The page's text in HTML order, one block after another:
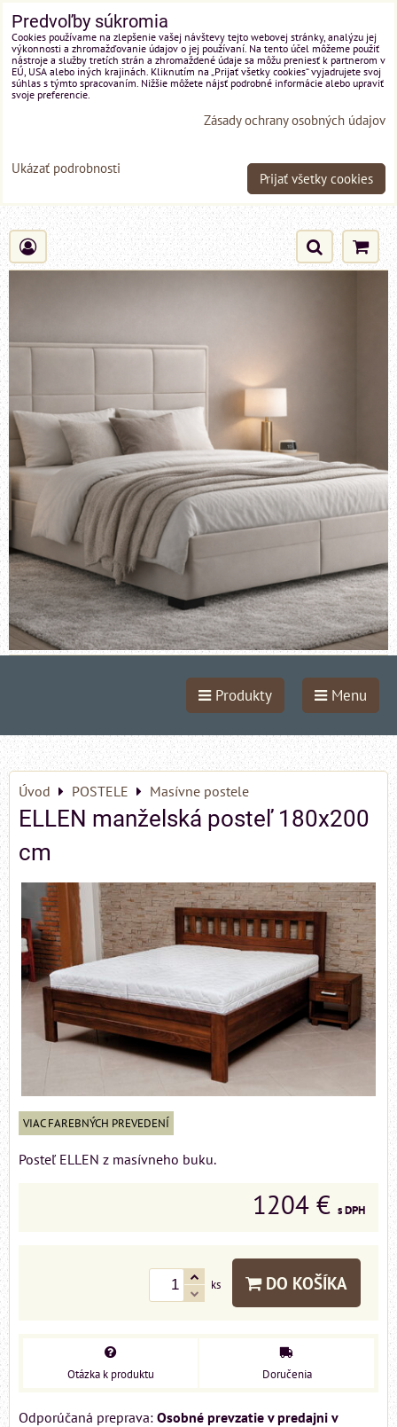
Produkty Menu
Úvod POSTELE Masívne postele
ELLEN manželská posteľ 180x200
cm
VIAC FAREBNÝCH PREVEDENÍ
Posteľ ELLEN z masívneho buku.
1204 € s DPH
ks DO KOŠÍKA
Otázka k produktu Doručenia
Osobné prevzatie v predajni v
Predvoľby súkromia
Cookies používame na zlepšenie vašej návštevy tejto webovej stránky, analýzu jej
výkonnosti a zhromažďovanie údajov o jej používaní. Na tento účel môžeme použiť
nástroje a služby tretích strán a zhromaždené údaje sa môžu preniesť k partnerom v
EÚ, USA alebo iných krajinách. Kliknutím na „Prijať všetky cookies“ vyjadrujete svoj
súhlas s týmto spracovaním. Nižšie môžete nájsť podrobné informácie alebo upraviť
svoje preferencie.
Zásady ochrany osobných údajov
Ukázať podrobnosti
Prijať všetky cookies